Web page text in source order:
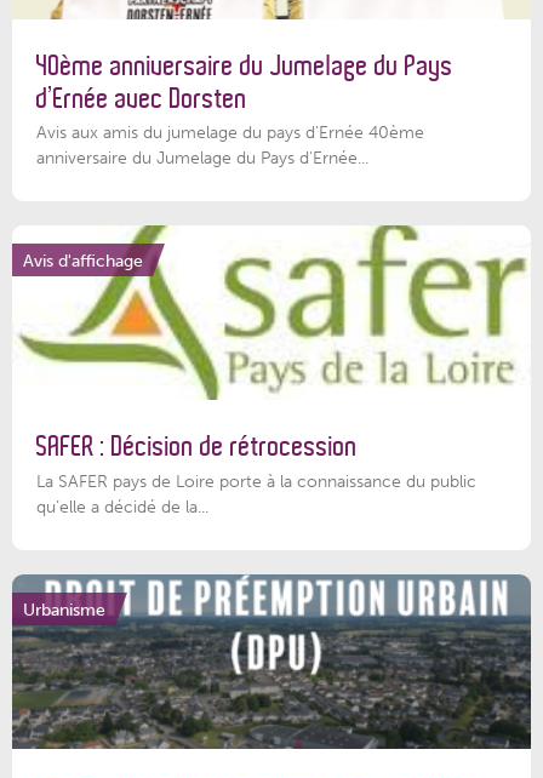
40ème anniversaire du Jumelage du Pays
d’Ernée avec Dorsten
Avis aux amis du jumelage du pays d'Ernée 40ème
anniversaire du Jumelage du Pays d'Ernée...
Avis d'affichage
SAFER : Décision de rétrocession
La SAFER pays de Loire porte à la connaissance du public
qu’elle a décidé de la...
Urbanisme